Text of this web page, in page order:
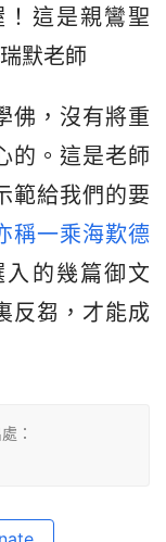
這是親鸞聖
默老師
佛，沒有將重
的。這是老師
範給我們的要
稱一乘海歎德
入的幾篇御文
反芻，才能成
：